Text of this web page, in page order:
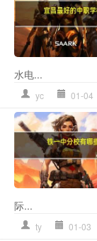
水电...
yc 01-04
际...
ty 01-03